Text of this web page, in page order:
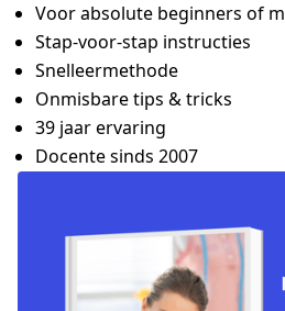
Voor absolute beginners of
Stap-voor-stap instructies
Snelleermethode
Onmisbare tips & tricks
39 jaar ervaring
Docente sinds 2007